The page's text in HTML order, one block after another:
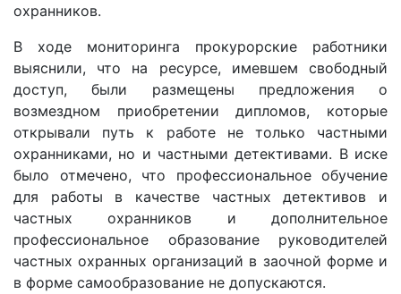
охранников.
В ходе мониторинга прокурорские работники
выяснили, что на ресурсе, имевшем свободный
доступ, были размещены предложения о
возмездном приобретении дипломов, которые
открывали путь к работе не только частными
охранниками, но и частными детективами. В иске
было отмечено, что профессиональное обучение
для работы в качестве частных детективов и
частных охранников и дополнительное
профессиональное образование руководителей
частных охранных организаций в заочной форме и
в форме самообразование не допускаются.